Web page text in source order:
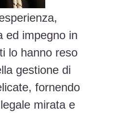
ed impegno in
lo hanno reso
gestione di
fornendo
mirata e